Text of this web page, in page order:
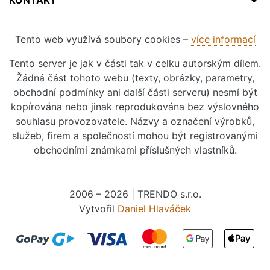
Tento web využívá soubory cookies – více informací
Tento server je jak v části tak v celku autorským dílem.
Žádná část tohoto webu (texty, obrázky, parametry,
obchodní podmínky ani další části serveru) nesmí být
kopírována nebo jinak reprodukována bez výslovného
souhlasu provozovatele. Názvy a označení výrobků,
služeb, firem a společností mohou být registrovanými
obchodními známkami příslušných vlastníků.
2006 – 2026 | TRENDO s.r.o.
Vytvořil Daniel Hlaváček